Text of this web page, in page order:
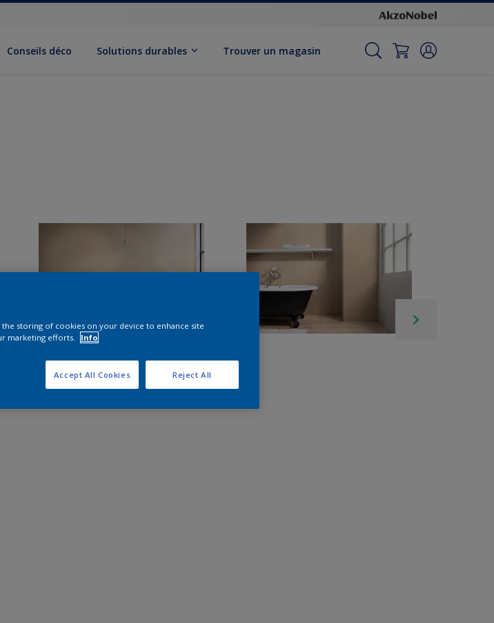
Conseils déco Solutions durables Trouver un magasin
the storing of cookies on your device to enhance site
marketing efforts.
Info
Reject All
Accept All Cookies